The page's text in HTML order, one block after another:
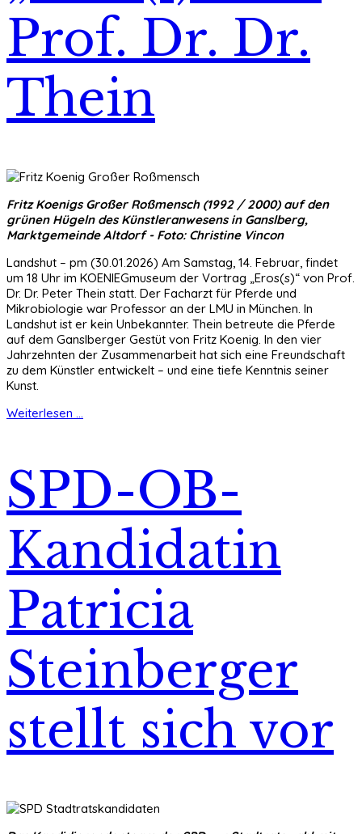
Prof. Dr. Dr.
Thein
Fritz Koenigs Großer Roßmensch (1992 / 2000) auf den
grünen Hügeln des Künstleranwesens in Ganslberg,
Marktgemeinde Altdorf - Foto: Christine Vincon
Landshut – pm (30.01.2026) Am Samstag, 14. Februar, findet
um 18 Uhr im KOENIEGmuseum der Vortrag „Eros(s)“ von Prof.
Dr. Dr. Peter Thein statt. Der Facharzt für Pferde und
Mikrobiologie war Professor an der LMU in München. In
Landshut ist er kein Unbekannter. Thein betreute die Pferde
auf dem Ganslberger Gestüt von Fritz Koenig. In den vier
Jahrzehnten der Zusammenarbeit hat sich eine Freundschaft
zu dem Künstler entwickelt – und eine tiefe Kenntnis seiner
Kunst.
Weiterlesen ...
SPD-OB-
Kandidatin
Patricia
Steinberger
stellt sich vor